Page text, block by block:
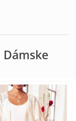
Dámske